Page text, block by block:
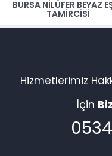
BURSA NILÜFER BEYAZ
TAMIRCISI
Hizmetlerimiz
İçin